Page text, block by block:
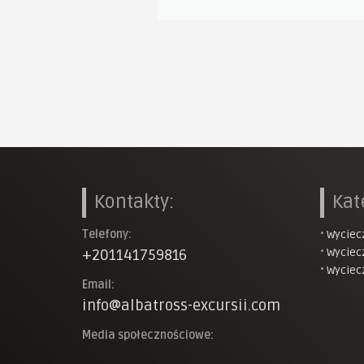
Kontakty:
Telefony:
+201141759816
Email:
info@albatross-excursii.com
Media społecznościowe:
•
•
•